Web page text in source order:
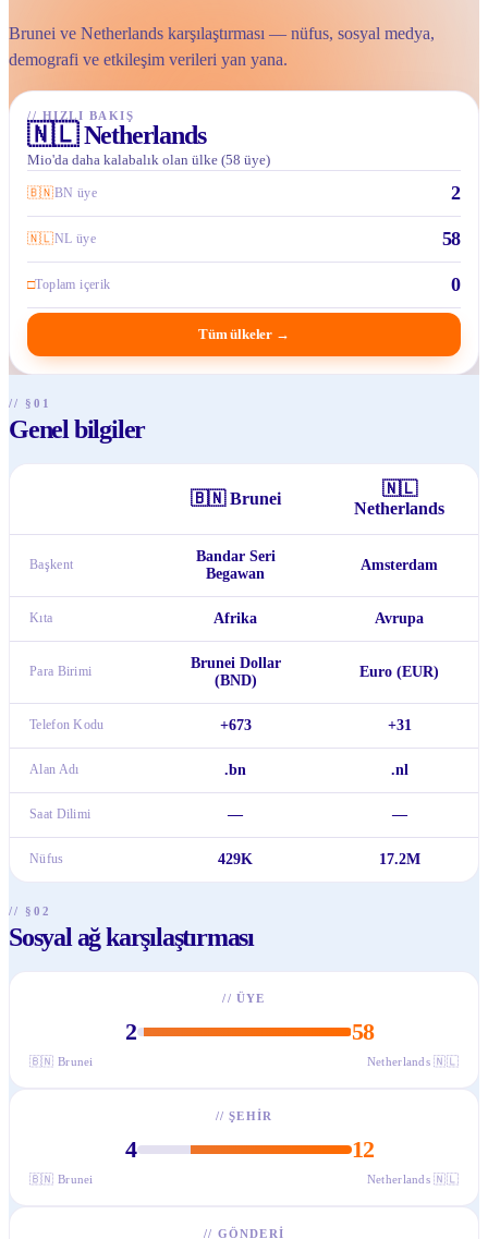
Brunei ve Netherlands karşılaştırması — nüfus, sosyal medya,
demografi ve etkileşim verileri yan yana.
// HIZLI BAKIŞ
🇳🇱 Netherlands
Mio'da daha kalabalık olan ülke (58 üye)
🇧🇳BN üye 2
🇳🇱NL üye 58
□Toplam içerik 0
Tüm ülkeler →
// §01
Genel bilgiler
🇧🇳 Brunei
🇳🇱
Netherlands
Başkent
Bandar Seri
Begawan
Amsterdam
Kıta Afrika Avrupa
Para Birimi
Brunei Dollar
(BND)
Euro (EUR)
Telefon Kodu +673 +31
Alan Adı .bn .nl
Saat Dilimi — —
Nüfus 429K 17.2M
// §02
Sosyal ağ karşılaştırması
// ÜYE
2 58
🇧🇳 Brunei Netherlands 🇳🇱
//ŞEHIR
4 12
🇧🇳 Brunei Netherlands 🇳🇱
// GÖNDERI